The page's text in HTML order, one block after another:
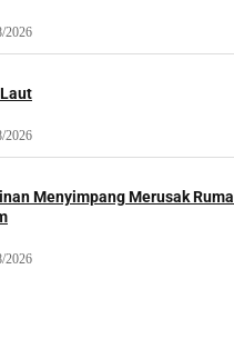
2026
2026
Menyimpang Merusak
2026